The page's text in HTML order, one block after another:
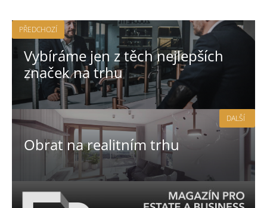
PŘEDCHOZÍ
Vybíráme jen z těch nejlepších
značek na trhu
Obrat na realitním trhu
DALŠÍ